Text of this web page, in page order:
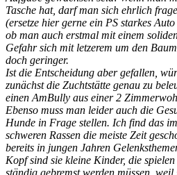
Tasche hat, darf man sich ehrlich
(ersetze hier gerne ein PS starkes
ob man auch erstmal mit einem
Gefahr sich mit letzerem um den
doch geringer.
Ist die Entscheidung aber gefallen,
zunächst die Zuchtstätte genau zu
einen AmBully aus einer 2
Ebenso muss man leider auch die
Hunde in Frage stellen. Ich find das
schweren Rassen die meiste Zeit
bereits in jungen Jahren
Kopf sind sie kleine Kinder, die